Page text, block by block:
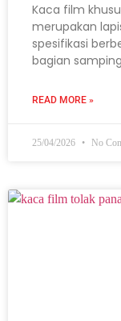
Kaca film
merupakan
spesifikasi
bagian samping
READ MORE »
25/04/2026 No